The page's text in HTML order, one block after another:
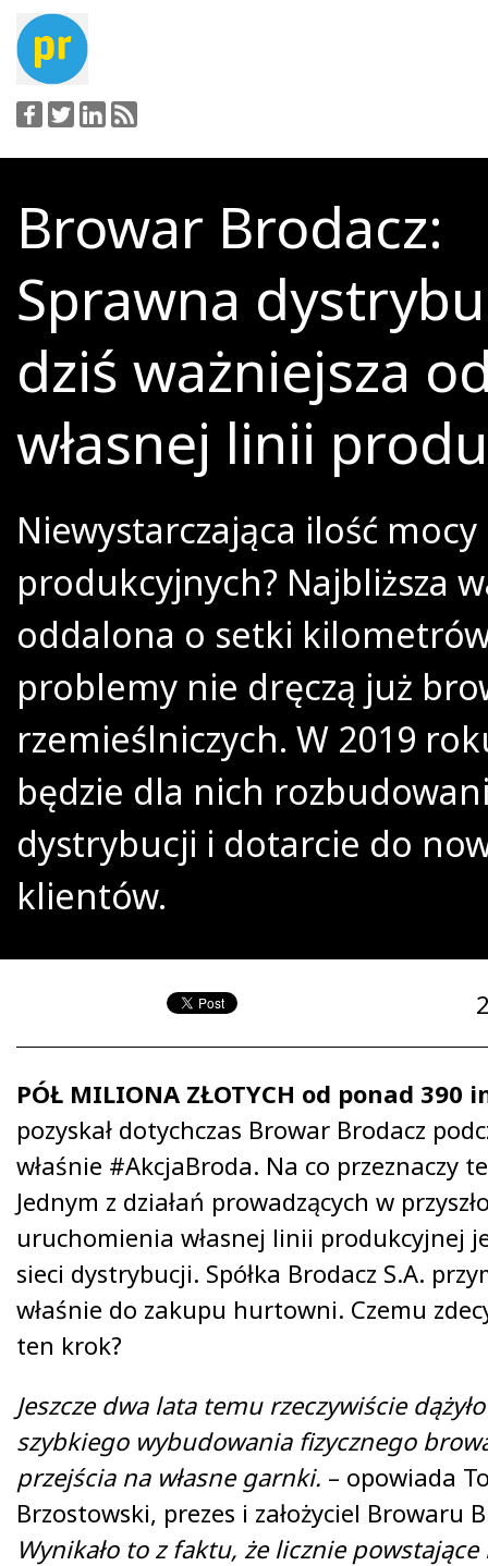
Browar Brodacz:
Sprawna
dziś ważniejsza
własnej linii
Niewystarczająca ilość mocy
produkcyjnych? Najbliższa
oddalona o setki
problemy nie dręczą już
rzemieślniczych. W 2019
będzie dla nich
dystrybucji i dotarcie do
klientów.
PÓŁ MILIONA ZŁOTYCH od ponad 390
pozyskał dotychczas Browar Brodacz
właśnie #AkcjaBroda. Na co przeznaczy
Jednym z działań prowadzących w
uruchomienia własnej linii produkcyjnej
sieci dystrybucji. Spółka Brodacz S.A.
właśnie do zakupu hurtowni. Czemu
ten krok?
Jeszcze dwa lata temu rzeczywiście
szybkiego wybudowania fizycznego
przejścia na własne garnki. – opowiada
Brzostowski, prezes i założyciel Browaru
Wynikało to z faktu, że licznie